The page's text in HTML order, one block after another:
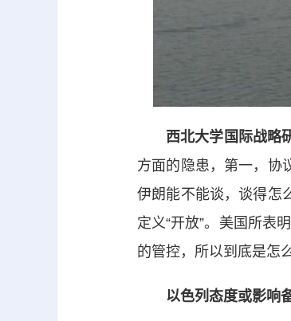
西北大学国际战略
方面的隐患，第一，协
伊朗能不能谈，谈得怎
定义“开放”。美国所表
的管控，所以到底是怎
以色列态度或影响